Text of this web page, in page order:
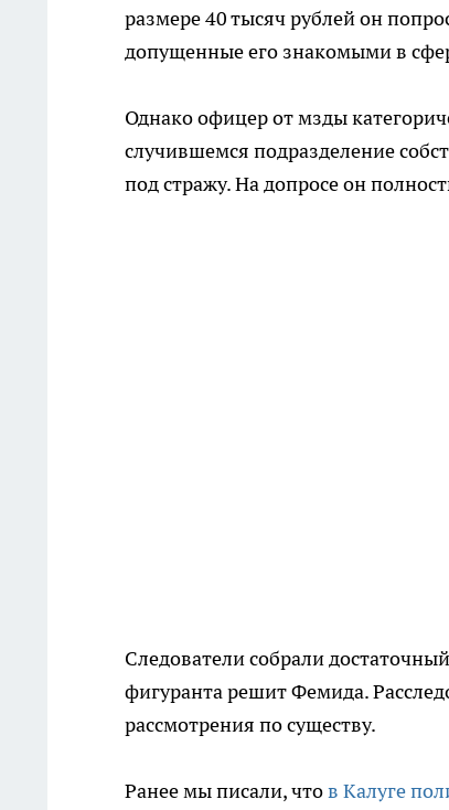
размере 40 тысяч рублей он
допущенные его знакомыми в
Однако офицер от мзды
случившемся подразделение
под стражу. На допросе он
Следователи собрали
фигуранта решит Фемида.
рассмотрения по существу.
Ранее мы писали, чтов Калуге